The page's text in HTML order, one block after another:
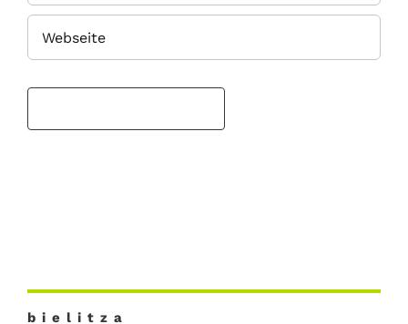
b i e l i t z a